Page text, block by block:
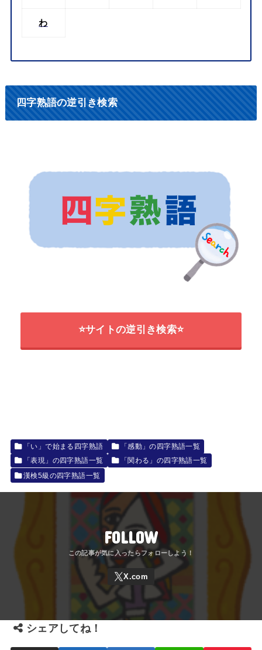
わ
四字熟語の逆引き検索
⭐サイトの逆引き検索⭐
「い」で始まる四字熟語
「感動」の四字熟語一覧
「表現」の四字熟語一覧
「関わる」の四字熟語一覧
漢検5級の四字熟語一覧
FOLLOW
シェアしてね！